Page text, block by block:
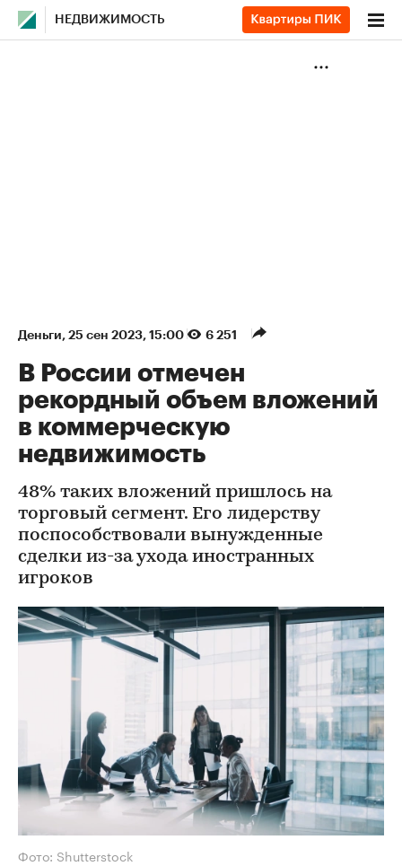
НЕДВИЖИМОСТЬ
Деньги⁠, 25 сен 2023, 15:00 6 251
В России отмечен
рекордный объем вложений
в коммерческую
недвижимость
48% таких вложений пришлось на
торговый сегмент. Его лидерству
поспособствовали вынужденные
сделки из-за ухода иностранных
игроков
Фото: Shutterstock